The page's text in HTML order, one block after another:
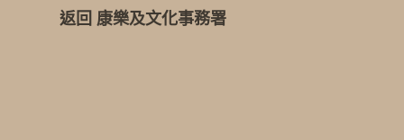
返回 康樂及文化事務署